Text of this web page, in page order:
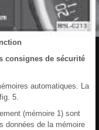
consignes de sécurité
automatiques. La
5.
(mémoire 1) sont
données de la mémoire